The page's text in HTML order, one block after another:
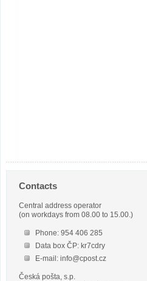
Contacts
Central address operator
(on workdays from 08.00 to 15.00.)
Phone: 954 406 285
Data box ČP: kr7cdry
E-mail: info@cpost.cz
Česká pošta, s.p.